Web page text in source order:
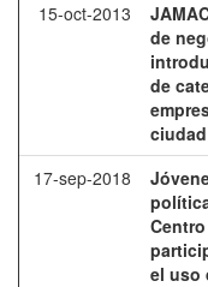
15-oct-2013
de
de
17-sep-2018
el uso